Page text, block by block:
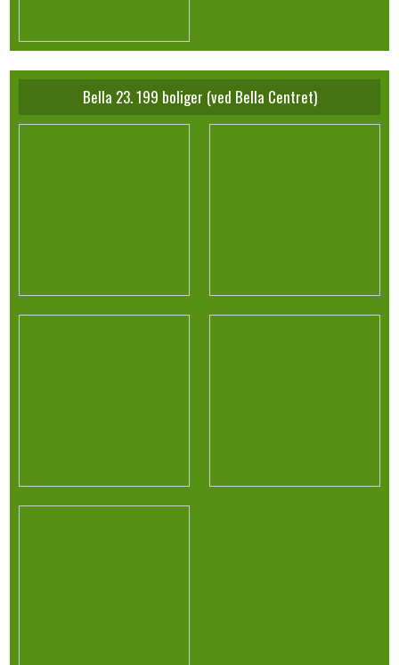
Bella 23. 199 boliger (ved Bella Centret)